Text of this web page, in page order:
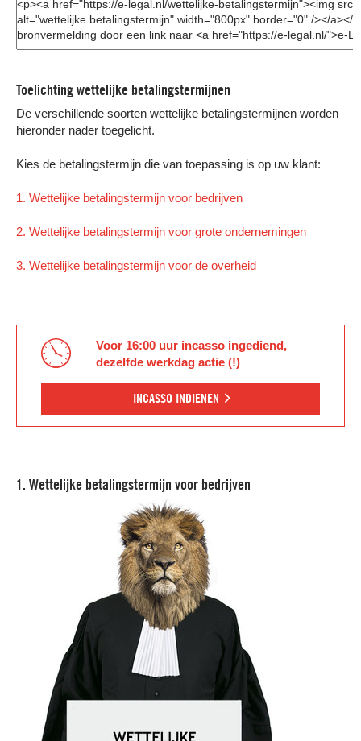
Toelichting wettelijke betalingstermijnen
De verschillende soorten wettelijke betalingstermijnen worden
hieronder nader toegelicht.
Kies de betalingstermijn die van toepassing is op uw klant:
1. Wettelijke betalingstermijn voor bedrijven
2. Wettelijke betalingstermijn voor grote ondernemingen
3. Wettelijke betalingstermijn voor de overheid
Voor 16:00 uur incasso ingediend,
dezelfde werkdag actie (!)
INCASSO INDIENEN
1. Wettelijke betalingstermijn voor bedrijven